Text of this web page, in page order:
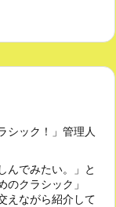
シック！」管理人
んでみたい。」と
クラシック」
えながら紹介して